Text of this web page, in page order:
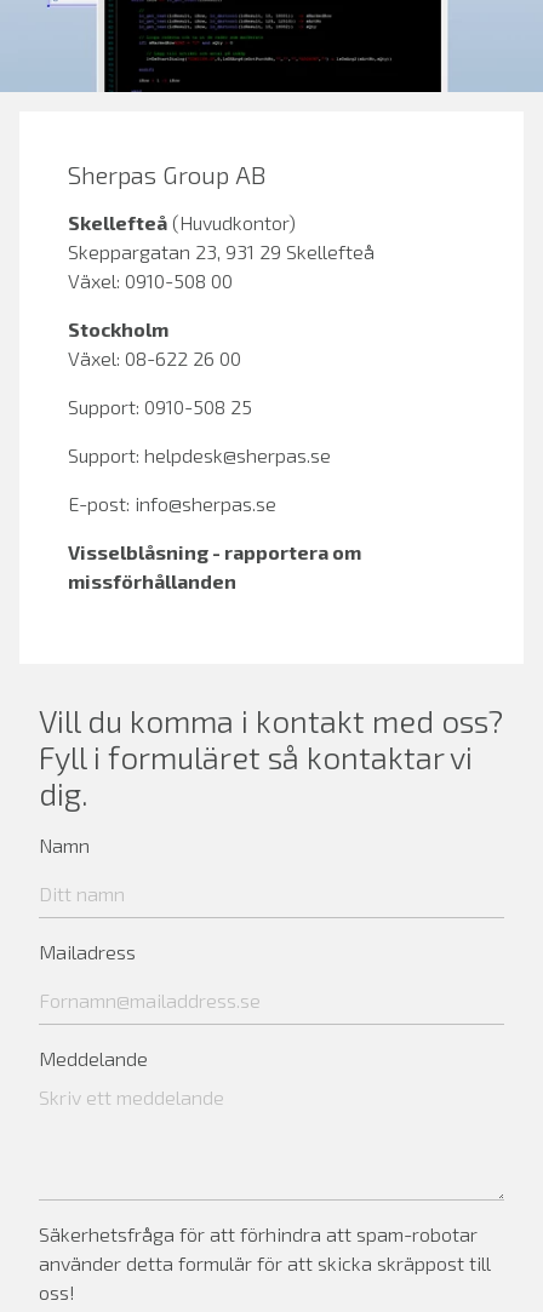
Sherpas Group AB
Skellefteå (Huvudkontor)
Skeppargatan 23, 931 29 Skellefteå
Växel: 0910-508 00
Stockholm
Växel: 08-622 26 00
Support: 0910-508 25
Support: helpdesk@sherpas.se
E-post: info@sherpas.se
Visselblåsning - rapportera om
missförhållanden
Vill du komma i kontakt med oss?
Fyll i formuläret så kontaktar vi
dig.
Namn
Mailadress
Meddelande
Säkerhetsfråga för att förhindra att spam-robotar
använder detta formulär för att skicka skräppost till
oss!